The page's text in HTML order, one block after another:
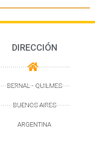
DIRECCIÓN
BERNAL - QUILMES
BUENOS AIRES
ARGENTINA